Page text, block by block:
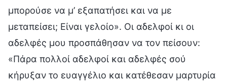
μπορούσε να μ’ εξαπατήσει και να με
μεταπείσει; Είναι γελοίο». Οι αδελφοί κι οι
αδελφές μου προσπάθησαν να τον πείσουν:
«Πάρα πολλοί αδελφοί και αδελφές σού
κήρυξαν το ευαγγέλιο και κατέθεσαν μαρτυρία